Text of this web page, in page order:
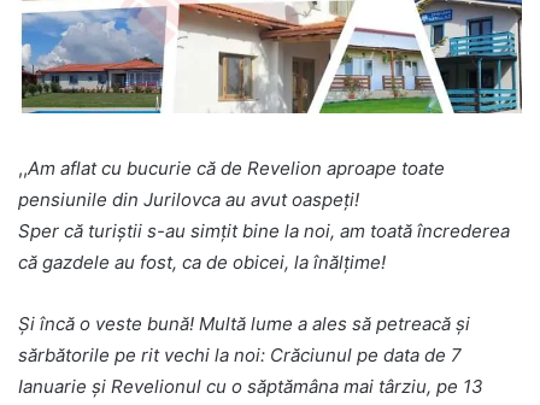
,,Am aflat cu bucurie că de Revelion aproape toate
pensiunile din Jurilovca au avut oaspeți!
Sper că turiștii s-au simțit bine la noi, am toată încrederea
că gazdele au fost, ca de obicei, la înălțime!
Și încă o veste bună! Multă lume a ales să petreacă și
sărbătorile pe rit vechi la noi: Crăciunul pe data de 7
Ianuarie și Revelionul cu o săptămâna mai târziu, pe 13